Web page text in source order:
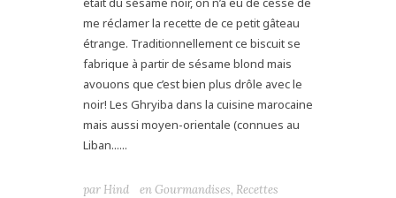
me réclamer la recette de ce petit gâteau
étrange. Traditionnellement ce biscuit se
fabrique à partir de sésame blond mais
avouons que c’est bien plus drôle avec le
noir! Les Ghryiba dans la cuisine marocaine
mais aussi moyen-orientale (connues au
Liban......
par Hind enGourmandises, Recettes